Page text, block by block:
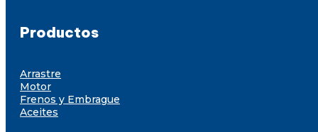
Productos
Arrastre
Motor
Frenos y Embrague
Aceites